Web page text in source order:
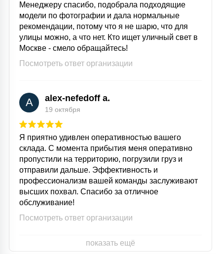
ЛАЗЕРНЫЕ СИСТЕМЫ
УПРАВЛЕНИЕ СВЕТОМ
КОМПЛЕКТУЮЩИЕ
СТЕКЛЯННЫЕ
ПОДВЕСНЫЕ
НАПОЛЬНЫЕ
36
Менеджеру спасибо, подобрала подходящие
модели по фотографии и дала нормальные
рекомендации, потому что я не шарю, что для
улицы можно, а что нет. Кто ищет уличный свет в
Москве - смело обращайтесь!
Посмотреть ответ организации
A alex-nefedoff a.
19 октября
Я приятно удивлен оперативностью вашего
склада. С момента прибытия меня оперативно
пропустили на территорию, погрузили груз и
отправили дальше. Эффективность и
профессионализм вашей команды заслуживают
высших похвал. Спасибо за отличное
обслуживание!
Посмотреть ответ организации
показать ещё